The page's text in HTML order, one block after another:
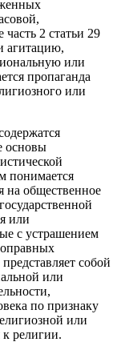
2 статьи 29
агитацию,
или
пропаганда
или
основы
понимается
на общественное
или
с устрашением
собой
или
по признаку
или
религии.